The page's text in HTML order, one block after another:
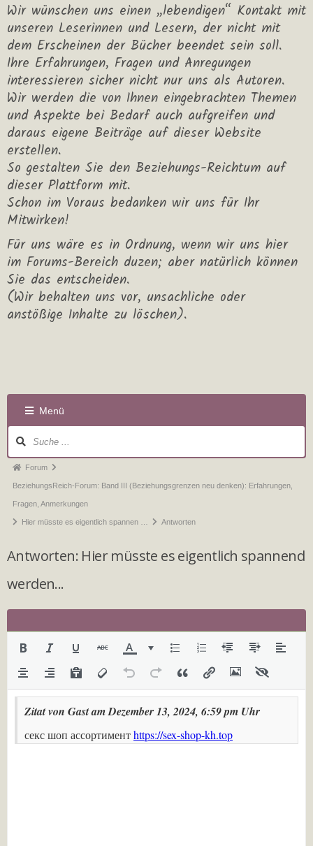
Wir wünschen uns einen „lebendigen“ Kontakt mit
unseren Leserinnen und Lesern, der nicht mit
dem Erscheinen der Bücher beendet sein soll.
Ihre Erfahrungen, Fragen und Anregungen
interessieren sicher nicht nur uns als Autoren.
Wir werden die von Ihnen eingebrachten Themen
und Aspekte bei Bedarf auch aufgreifen und
daraus eigene Beiträge auf dieser Website
erstellen.
So gestalten Sie den Beziehungs-Reichtum auf
dieser Plattform mit.
Schon im Voraus bedanken wir uns für Ihr
Mitwirken!
Für uns wäre es in Ordnung, wenn wir uns hier
im Forums-Bereich duzen; aber natürlich können
Sie das entscheiden.
(Wir behalten uns vor, unsachliche oder
anstößige Inhalte zu löschen).
Menü
Forum
BeziehungsReich-Forum: Band III (Beziehungsgrenzen neu denken): Erfahrungen,
Fragen, Anmerkungen
Hier müsste es eigentlich spannen … Antworten
Antworten: Hier müsste es eigentlich spannend
werden...